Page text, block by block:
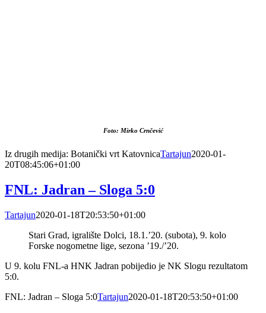
Foto: Mirko Crnčević
Iz drugih medija: Botanički vrt KatovnicaTartajun2020-01-
20T08:45:06+01:00
FNL: Jadran – Sloga 5:0
Tartajun2020-01-18T20:53:50+01:00
Stari Grad, igralište Dolci, 18.1.’20. (subota), 9. kolo
Forske nogometne lige, sezona ’19./’20.
U 9. kolu FNL-a HNK Jadran pobijedio je NK Slogu rezultatom
5:0.
FNL: Jadran – Sloga 5:0Tartajun2020-01-18T20:53:50+01:00